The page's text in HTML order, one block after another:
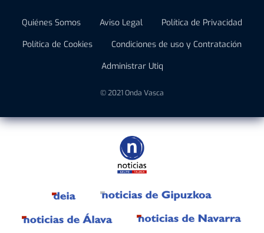
Quiénes Somos Aviso Legal
Política de Privacidad
Política de Cookies
Condiciones de uso y Contratación
Administrar Utiq
© 2021 Onda Vasca